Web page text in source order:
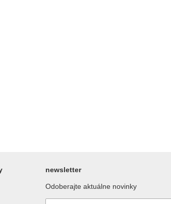
newsletter
Odoberajte aktuálne novinky